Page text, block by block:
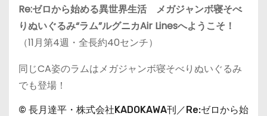
Re:ゼロから始める異世界生活 メガジャンボ寝そべ
りぬいぐるみ“ラム”ルグニカAir Linesへようこそ！
（11月第4週・全長約40センチ）
同じCA姿のラムはメガジャンボ寝そべりぬいぐるみ
でも登場！
© 長月達平・株式会社KADOKAWA刊／Re:ゼロから始